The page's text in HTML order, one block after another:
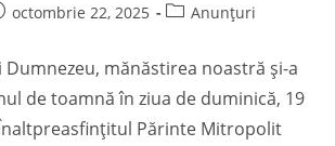
octombrie 22, 2025
PostAnunțuri
mănăstirea noastră și-a
de toamnă în ziua de duminică, 19
Părinte Mitropolit